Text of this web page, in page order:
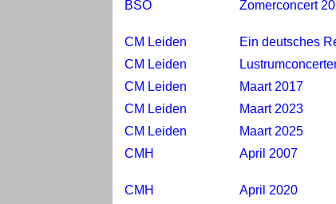
BSO Zomerconcert
CM Leiden Ein deutsches
CM Leiden
CM Leiden
Maart 2017
CM Leiden
Maart 2023
CM Leiden
Maart 2025
CMH
April 2007
CMH April 2020